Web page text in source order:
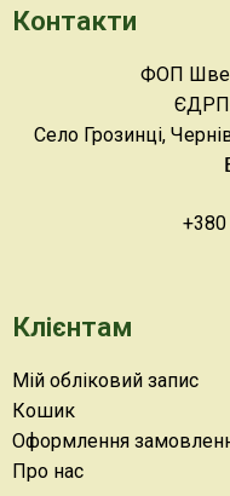
Контакти
ФОП
Село Грозинці,
Клієнтам
Мій обліковий запис
Кошик
Оформлення
Про нас